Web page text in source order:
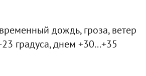
дождь, гроза, ветер
градуса, днем +30...+35